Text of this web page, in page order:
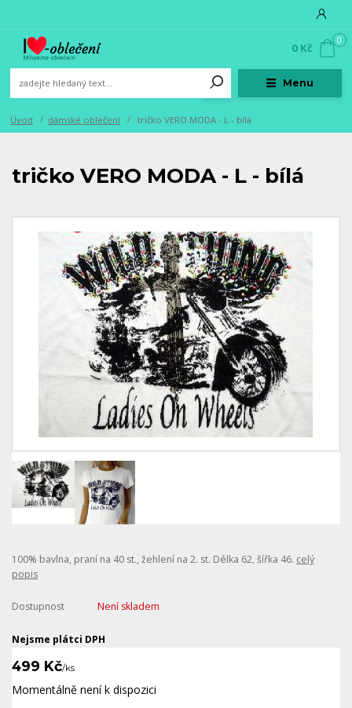
Menu
0
0 Kč
Úvod dámské oblečení tričko VERO MODA - L - bílá
tričko VERO MODA - L - bílá
100% bavlna, praní na 40 st., žehlení na 2. st. Délka 62, šířka 46. celý
popis
Dostupnost Není skladem
Nejsme plátci DPH
499 Kč/ks
Momentálně není k dispozici